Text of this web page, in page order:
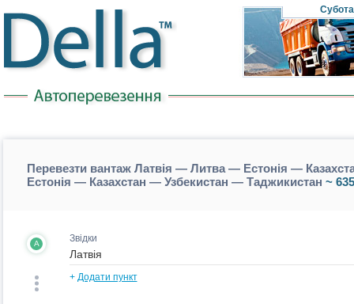
Субота
Перевезти вантаж Латвія — Литва — Естонія —
Естонія — Казахстан — Узбекистан — Таджикистан ~
A Звідки
+ Додати пункт